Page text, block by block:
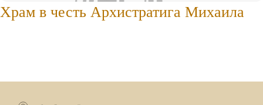
Храм в честь Архистратига Михаила